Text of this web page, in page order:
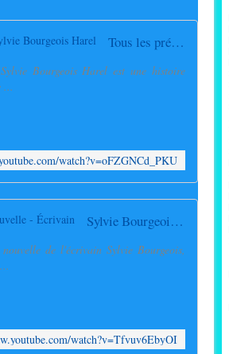
Tous les prénoms ont été changés, le nouveau roman de Sylvie Bourgeois Harel
Bourgeois Harel est une histoire
...
watch?v=oFZGNCd_PKU
Sylvie Bourgeois, Brèves enfances, Mon papa est curé, nouvelle - Écrivain
de l'écrivain Sylvie Bourgeois,
watch?v=Tfvuv6EbyOI